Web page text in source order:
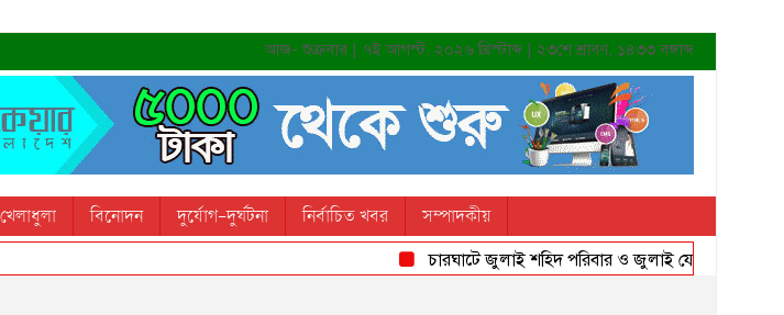
আজ- শুক্রবার | ৭ই আগস্ট, ২০২৬ খ্রিস্টাব্দ | ২৩শে শ্রাবণ, ১৪৩৩ বঙ্গাব্দ
খেলাধুলা বিনোদন দুর্যোগ-দুর্ঘটনা নির্বাচিত খবর সম্পাদকীয়
চারঘাটে জুলাই শহিদ পরিবার ও জুলাই যোদ্ধাদের সংবর্ধনা